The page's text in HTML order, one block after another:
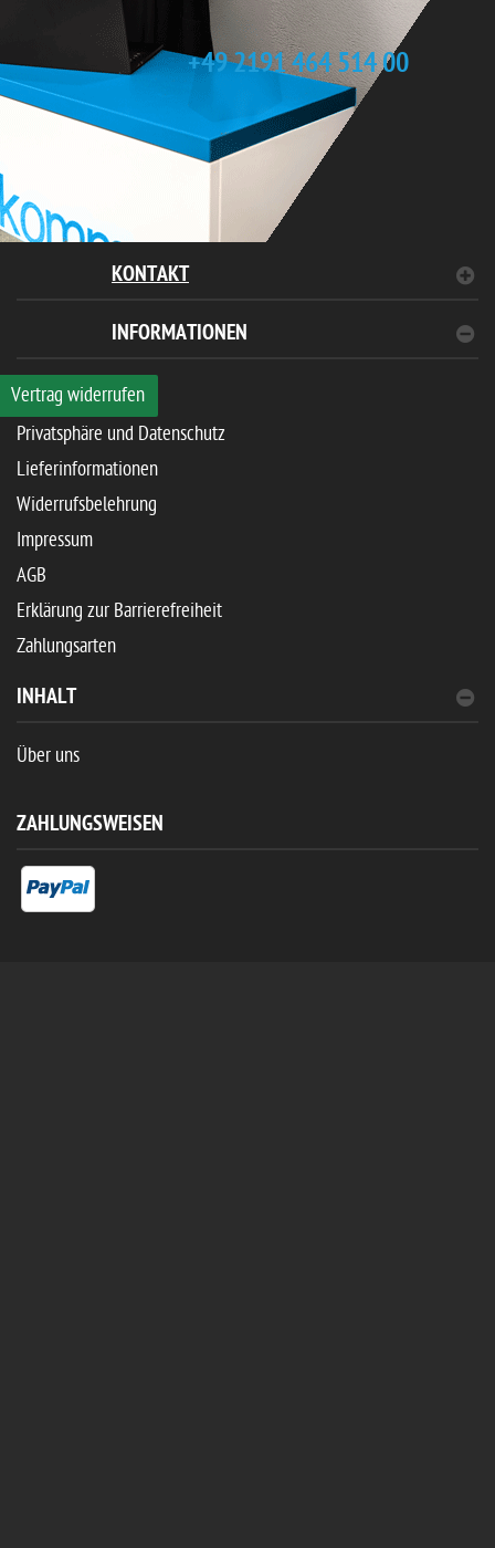
+49 2191 464 514 00
KONTAKT
INFORMATIONEN
Vertrag widerrufen
Privatsphäre und Datenschutz
Lieferinformationen
Widerrufsbelehrung
Impressum
AGB
Erklärung zur Barrierefreiheit
Zahlungsarten
INHALT
Über uns
ZAHLUNGSWEISEN